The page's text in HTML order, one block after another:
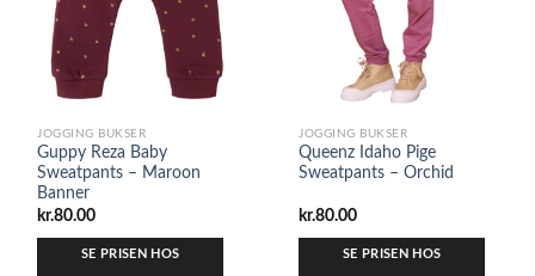
JOGGING BUKSER
Guppy Reza Baby
Sweatpants – Maroon
Banner
kr.80.00
SE PRISEN HOS
JOGGING BUKSER
Queenz Idaho Pige
Sweatpants – Orchid
kr.80.00
SE PRISEN HOS